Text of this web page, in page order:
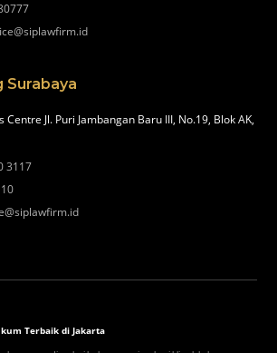
Surabaya
Centre Jl. Puri Jambangan Baru III, No.19, Blok AK,
3117
Terbaik di Jakarta